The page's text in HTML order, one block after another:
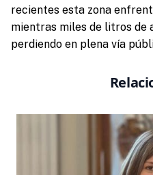
recientes esta zona
mientras miles de litros de
perdiendo en plena vía